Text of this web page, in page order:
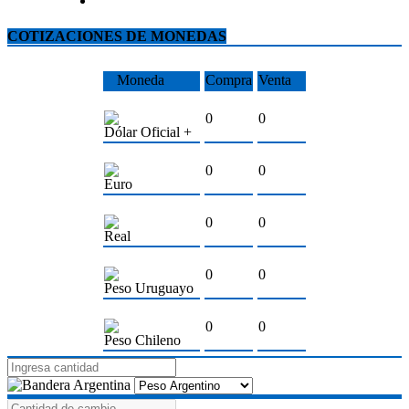
COTIZACIONES DE MONEDAS
Moneda Compra Venta
Dólar Oficial +
0 0
Euro
0 0
Real
0 0
Peso Uruguayo
0 0
Peso Chileno
0 0